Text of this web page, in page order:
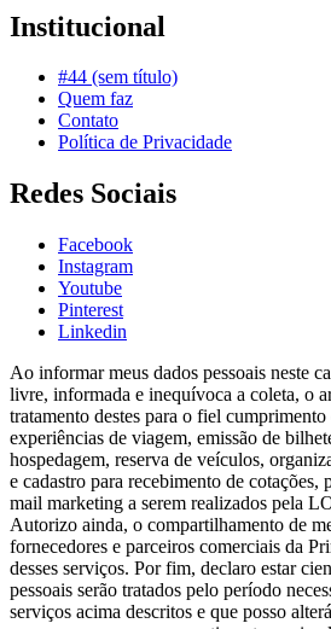
Institucional
#44 (sem título)
Quem faz
Contato
Política de Privacidade
Redes Sociais
Facebook
Instagram
Youtube
Pinterest
Linkedin
Ao informar meus dados pessoais neste
livre, informada e inequívoca a coleta, o
tratamento destes para o fiel
experiências de viagem, emissão de
hospedagem, reserva de veículos,
e cadastro para recebimento de cotações,
mail marketing a serem realizados pela
Autorizo ainda, o compartilhamento de
fornecedores e parceiros comerciais da
desses serviços. Por fim, declaro estar
pessoais serão tratados pelo período
serviços acima descritos e que posso